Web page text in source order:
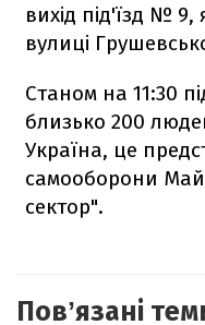
вихід під'їзд №
вулиці
Станом на 11:30
близько 200
Україна, це
самооборони
сектор".
Повʼязані